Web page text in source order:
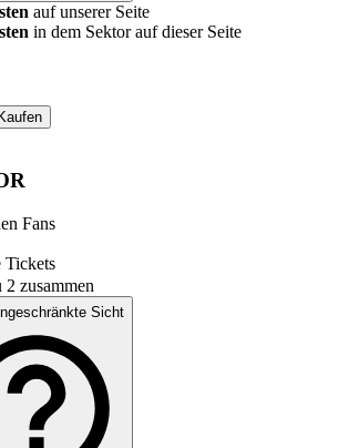
auf unserer Seite
in dem Sektor auf dieser Seite
Fans
2 zusammen
Sicht